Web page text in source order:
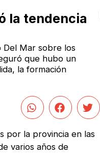
la tendencia
Del Mar sobre los
que hubo un
la formación
por la provincia en las
varios años de